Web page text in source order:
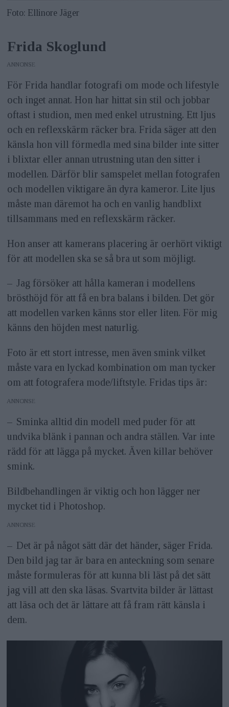
Foto: Ellinore Jäger
Frida Skoglund
ANNONS
För Frida handlar fotografi om mode och lifestyle
och inget annat. Hon har hittat sin stil och jobbar
oftast i studion, men med enkel utrustning. Ett ljus
och en reflexskärm räcker bra. Frida säger att den
känsla hon vill förmedla med sina bilder inte sitter
i blixtar eller annan utrustning utan den sitter i
modellen. Därför blir samspelet mellan fotografen
och modellen viktigare än dyra kameror. Lite ljus
måste man däremot ha och en vanlig handblixt
tillsammans med en reflexskärm räcker.
Hon anser att kamerans placering är oerhört viktigt
för att modellen ska se så bra ut som möjligt.
– Jag försöker att hålla kameran i modellens
brösthöjd för att få en bra balans i bilden. Det gör
att modellen varken känns stor eller liten. För mig
känns den höjden mest naturlig.
Foto är ett stort intresse, men även smink vilket
måste vara en lyckad kombination om man tycker
om att fotografera mode/liftstyle. Fridas tips är:
ANNONS
– Sminka alltid din modell med puder för att
undvika blänk i pannan och andra ställen. Var inte
rädd för att lägga på mycket. Även killar behöver
smink.
Bildbehandlingen är viktig och hon lägger ner
mycket tid i Photoshop.
ANNONS
– Det är på något sätt där det händer, säger Frida.
Den bild jag tar är bara en anteckning som senare
måste formuleras för att kunna bli läst på det sätt
jag vill att den ska läsas. Svartvita bilder är lättast
att läsa och det är lättare att få fram rätt känsla i
dem.